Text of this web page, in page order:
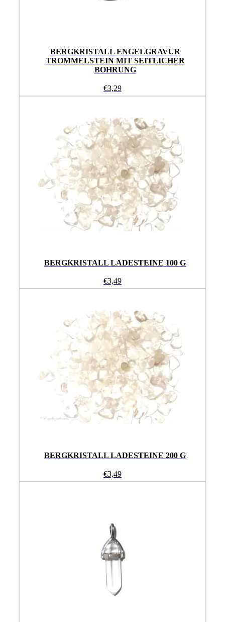
BERGKRISTALL ENGELGRAVUR
TROMMELSTEIN MIT SEITLICHER
BOHRUNG
€3,29
BERGKRISTALL LADESTEINE 100 G
€3,49
BERGKRISTALL LADESTEINE 200 G
€3,49